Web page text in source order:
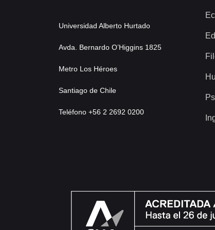
Universidad Alberto Hurtado
Avda. Bernardo O’Higgins 1825
Metro Los Héroes
Santiago de Chile
Teléfono +56 2 2692 0200